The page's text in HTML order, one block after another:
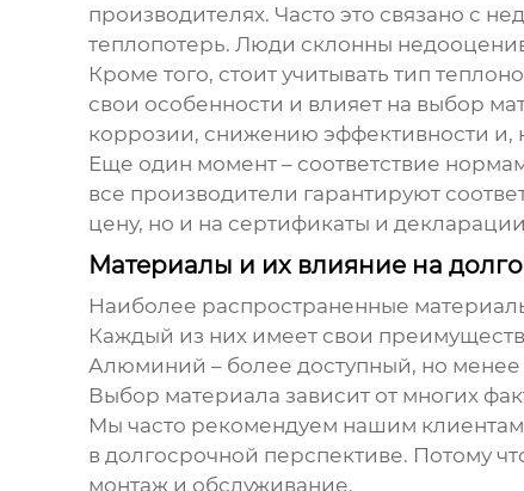
производителях. Часто это связано с
теплопотерь. Люди склонны
Кроме того, стоит учитывать тип
свои особенности и влияет на выбор
коррозии, снижению эффективности и,
Еще один момент – соответствие
все производители гарантируют
цену, но и на сертификаты и декларации
Материалы и их влияние на
Наиболее распространенные
Каждый из них имеет свои
Алюминий – более доступный, но
Выбор материала зависит от многих
Мы часто рекомендуем нашим
в долгосрочной перспективе. Потому
монтаж и обслуживание.